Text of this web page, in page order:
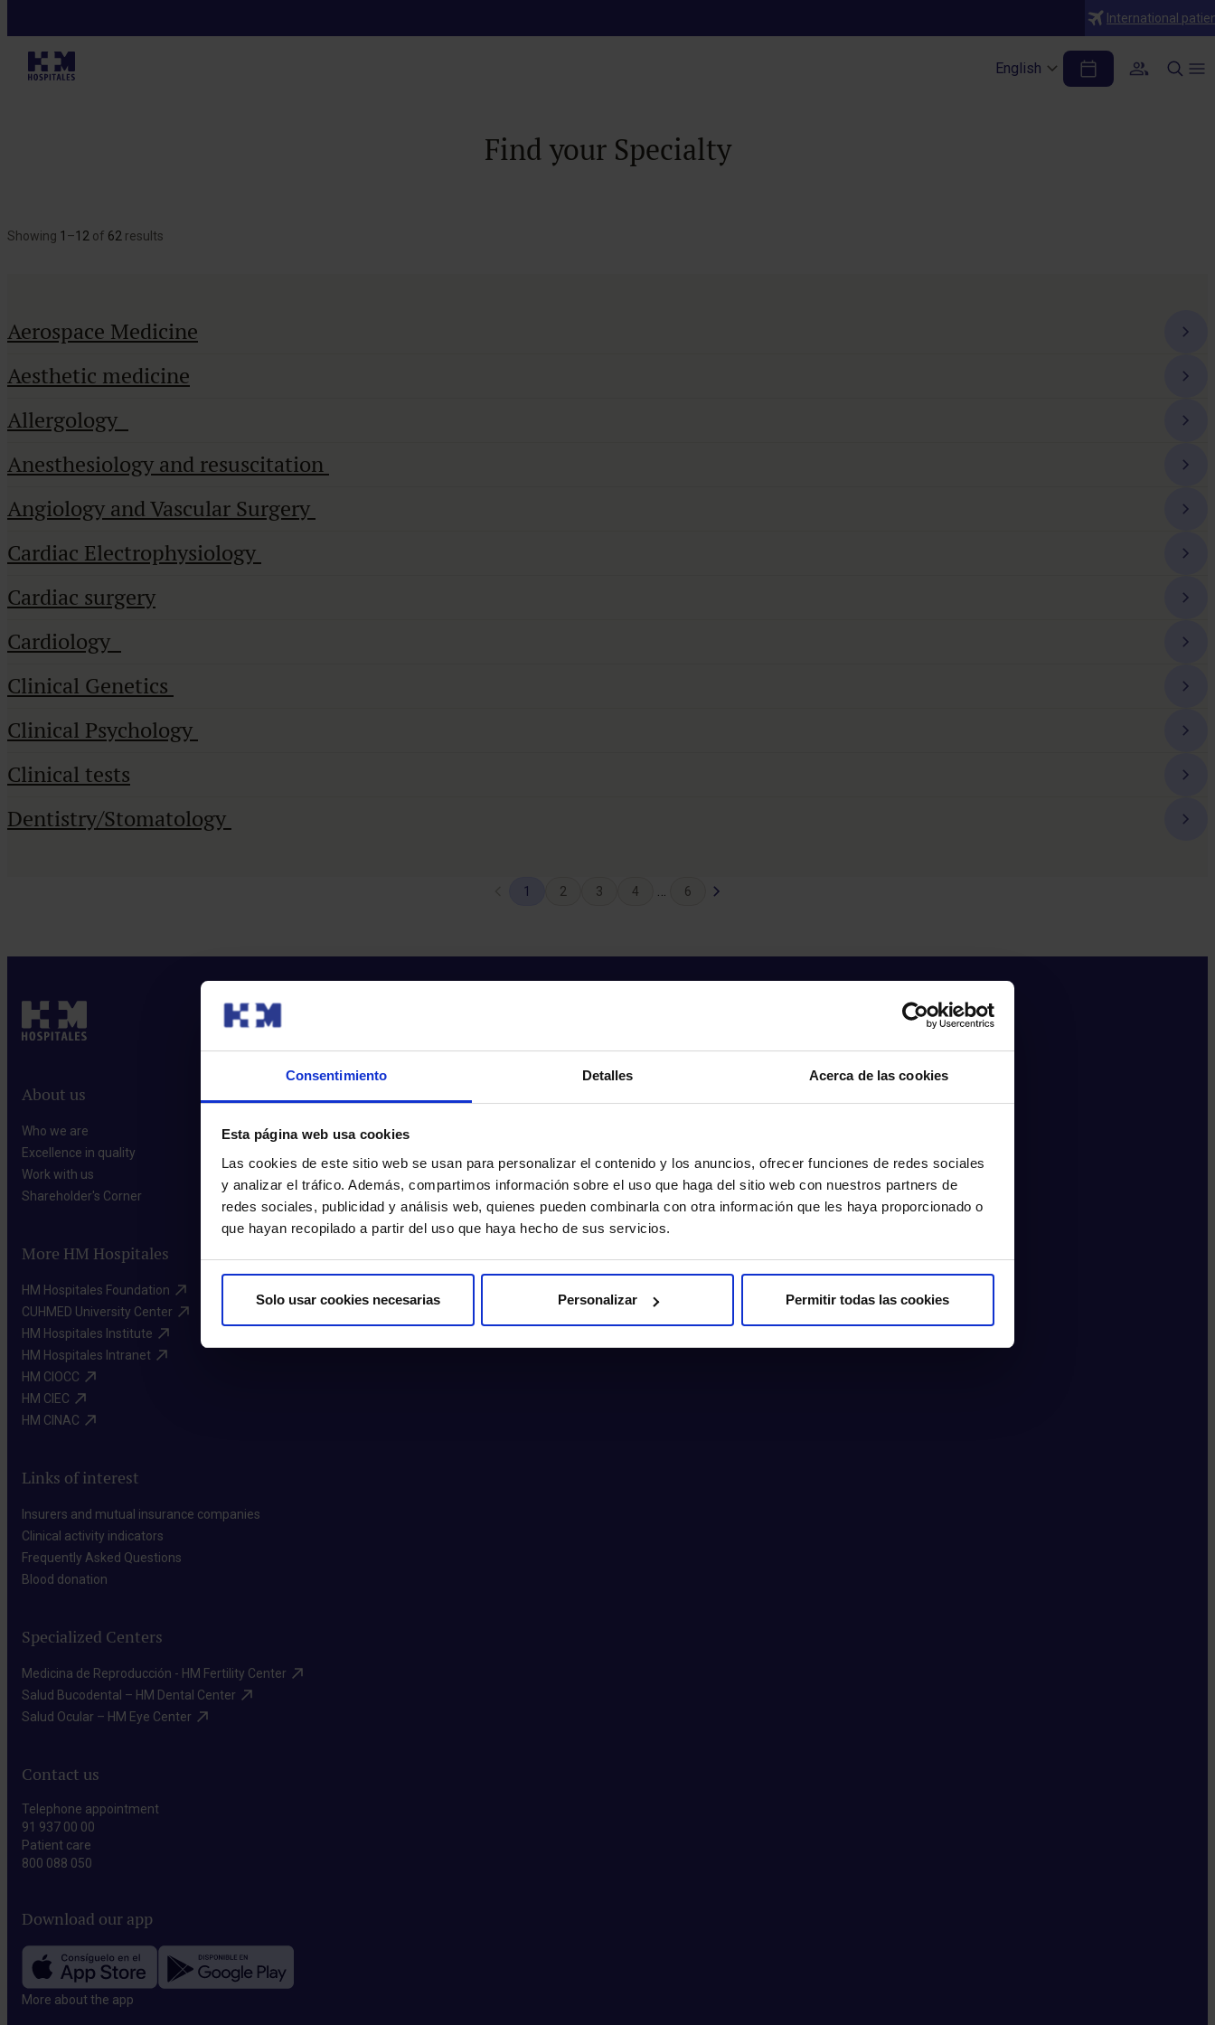
Consentimiento Detalles Acerca de las cookies
Esta página web usa cookies
Las cookies de este sitio web se usan para personalizar el contenido y los anuncios, ofrecer funciones de redes sociales
y analizar el tráfico. Además, compartimos información sobre el uso que haga del sitio web con nuestros partners de
redes sociales, publicidad y análisis web, quienes pueden combinarla con otra información que les haya proporcionado o
que hayan recopilado a partir del uso que haya hecho de sus servicios.
Solo usar cookies necesarias Personalizar Permitir todas las cookies
International
English
Find your Specialty
Showing 1 –12 of 62 results
Aerospace Medicine
Aesthetic medicine
Allergology
Anesthesiology and resuscitation
Angiology and Vascular Surgery
Cardiac Electrophysiology
Cardiac surgery
Cardiology
Clinical Genetics
Clinical Psychology
Clinical tests
Dentistry/Stomatology
1 2 3 4 … 6
Page
About us
Who we are​
Excellence in quality​
Work with us​
Shareholder's Corner​
More HM Hospitales
HM Hospitales Foundation​
CUHMED University Center​
HM Hospitales Institute​
HM Hospitales Intranet​
HM CIOCC​
HM CIEC​
HM CINAC​
Links of interest
Insurers and mutual insurance companies​
Clinical activity indicators​
Frequently Asked Questions​
Blood donation​
Specialized Centers
Medicina de Reproducción - HM Fertility Center​
Salud Bucodental – HM Dental Center​
Salud Ocular – HM Eye Center​
Contact us
Telephone appointment
91 937 00 00
Patient care
800 088 050
Download our app
More about the app​